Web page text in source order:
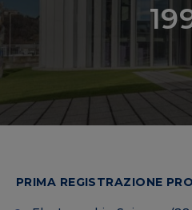
PRIMA REGISTRAZIONE